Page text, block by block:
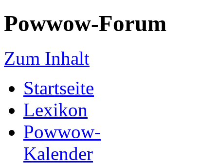
Powwow-Forum
Zum Inhalt
Startseite
Lexikon
Powwow-
Kalender